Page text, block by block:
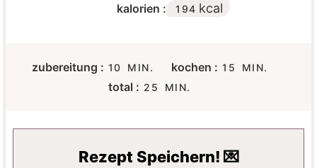
kalorien : 194 kcal
zubereitung : 10 M
N
T
N
MIN. kochen : 15 M
T
N
MIN.
total : 25 M
U
E
MIN.
Rezept Speichern! 💌